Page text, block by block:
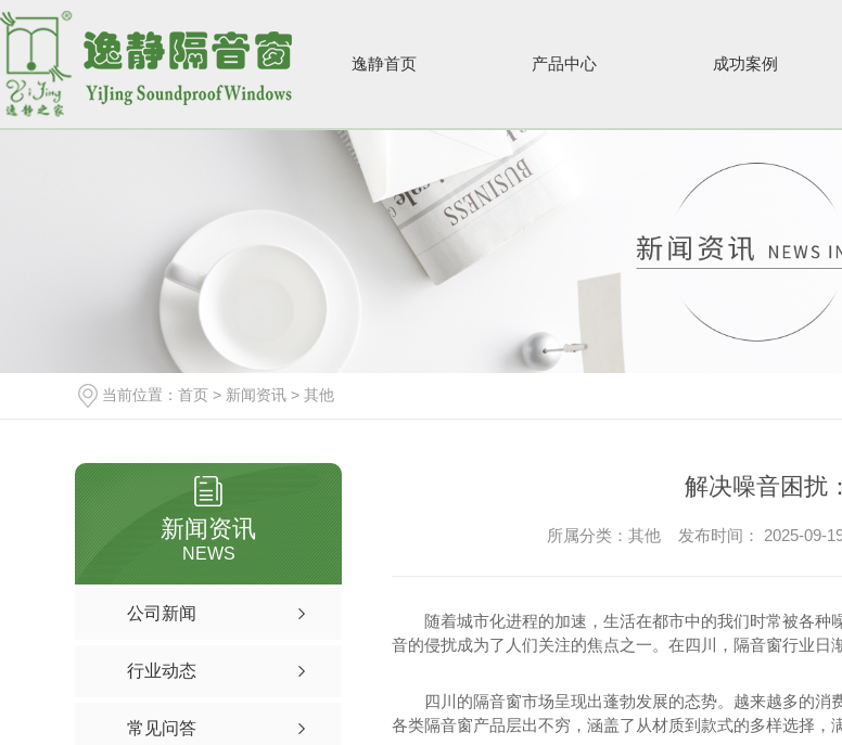
逸静首页 产品中心 成功案例
当前位置： 首页 > 新闻资讯 > 其他
新闻资讯
NEWS
公司新闻
行业动态
常见问答
解决噪音困扰
所属分类：其他 发布时间： 2025-09-
随着城市化进程的加速，生活在都市中的我们时常被各
音的侵扰成为了人们关注的焦点之一。在四川，隔音窗行业日
四川的隔音窗市场呈现出蓬勃发展的态势。越来越多的
各类隔音窗产品层出不穷，涵盖了从材质到款式的多样选择，